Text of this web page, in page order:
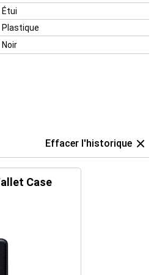
Étui
Plastique
Noir
Effacer l'historique
Case